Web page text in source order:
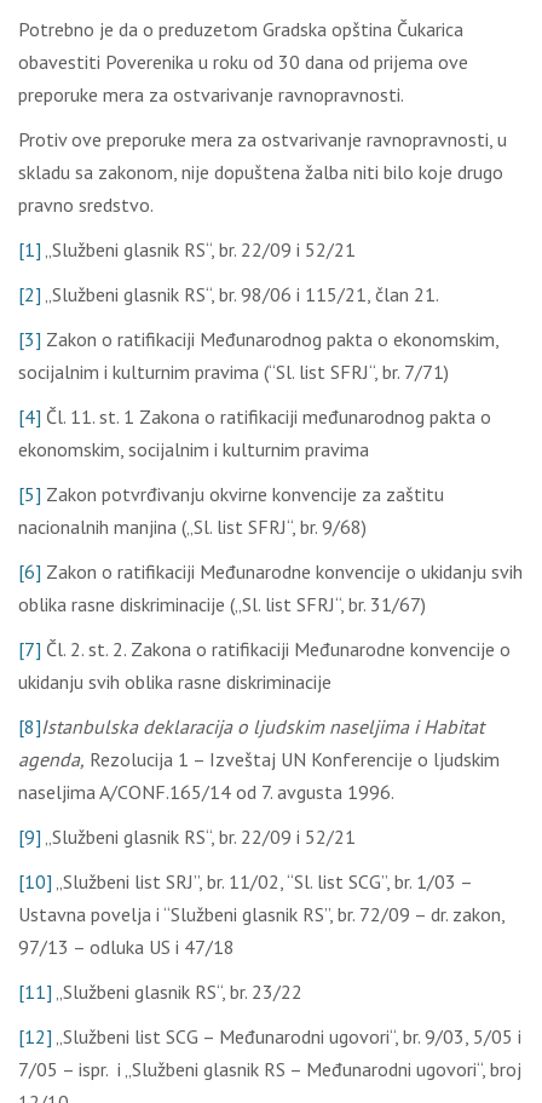
Potrebno je da o preduzetom Gradska opština Čukarica
obavestiti Poverenika u roku od 30 dana od prijema ove
preporuke mera za ostvarivanje ravnopravnosti.
Protiv ove preporuke mera za ostvarivanje ravnopravnosti, u
skladu sa zakonom, nije dopuštena žalba niti bilo koje drugo
pravno sredstvo.
[1] „Službeni glasnik RS“, br. 22/09 i 52/21
[2] „Službeni glasnik RS“, br. 98/06 i 115/21, član 21.
[3] Zakon o ratifikaciji Međunarodnog pakta o ekonomskim,
socijalnim i kulturnim pravima (“Sl. list SFRJ“, br. 7/71)
[4] Čl. 11. st. 1 Zakona o ratifikaciji međunarodnog pakta o
ekonomskim, socijalnim i kulturnim pravima
[5] Zakon potvrđivanju okvirne konvencije za zaštitu
nacionalnih manjina („Sl. list SFRJ“, br. 9/68)
[6] Zakon o ratifikaciji Međunarodne konvencije o ukidanju svih
oblika rasne diskriminacije („Sl. list SFRJ“, br. 31/67)
[7] Čl. 2. st. 2. Zakona o ratifikaciji Međunarodne konvencije o
ukidanju svih oblika rasne diskriminacije
[8]Istanbulska deklaracija o ljudskim naseljima i Habitat
agenda, Rezolucija 1 – Izveštaj UN Konferencije o ljudskim
naseljima A/CONF.165/14 od 7. avgusta 1996.
[9] „Službeni glasnik RS“, br. 22/09 i 52/21
[10] „Službeni list SRJ”, br. 11/02, “Sl. list SCG”, br. 1/03 –
Ustavna povelja i “Službeni glasnik RS”, br. 72/09 – dr. zakon,
97/13 – odluka US i 47/18
[11] „Službeni glasnik RS“, br. 23/22
[12] „Službeni list SCG – Međunarodni ugovori“, br. 9/03, 5/05 i
7/05 – ispr. i „Službeni glasnik RS – Međunarodni ugovori“, broj